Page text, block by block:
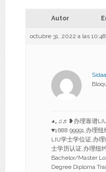
Autor
octubre 31, 2022 a las
◕｡♫♬❥办理靠谱
♥1688 99991,办理
LIU学士学位证,办
士学历认证,办理纽
Bachelor/Master
Degree Diploma